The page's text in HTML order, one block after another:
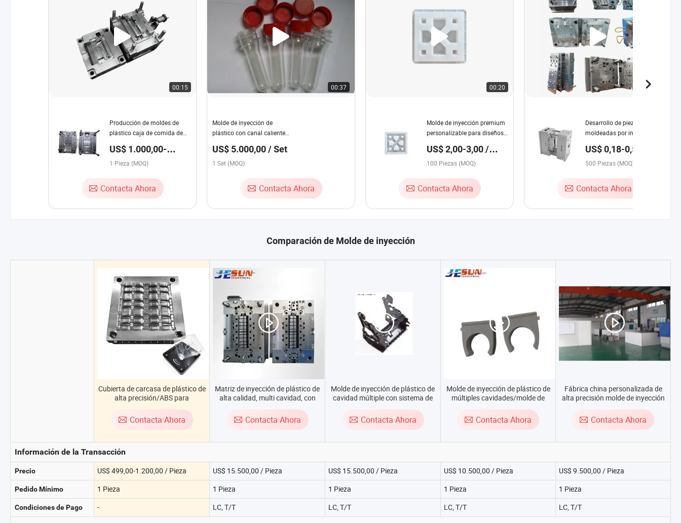
00:15
Producción de moldes de
plástico caja de comida de
termoformado de plástico
caja de PET molde de
US$ 1.000,00-
60.000,00 / Pieza
1 Pieza (MOQ)
Contacta Ahora
00:37
Molde de inyección de
plástico con canal caliente
Molde de preforma de PET
US$ 5.000,00 / Set
1 Set (MOQ)
Contacta Ahora
00:20
Molde de inyección premium
personalizable para diseños
únicos
US$ 2,00-3,00 /
Pieza
100 Piezas (MOQ)
Contacta Ahora
00:30
Desarrollo de piezas
moldeadas por inyección de
presión OEM/ODM, molde de
silicona vulcanizada de alta
US$ 0,18-0,58 /
Pieza
500 Piezas (MOQ)
Contacta Ahora
Comparación de Molde de inyección
Cubierta de carcasa de plástico de
alta precisión/ABS para
rónica doméstica, parte de pulido,
molde de inyección
Contacta Ahora
Matriz de inyección de plástico de
alta calidad, multi cavidad, con
productos de equipos médicos
Contacta Ahora
Molde de inyección de plástico de
cavidad múltiple con sistema de
Contacta Ahora
Molde de inyección de plástico de
múltiples cavidades/molde de
piezas de equipos médicos de
plástico
Contacta Ahora
Fábrica china personalizada de
alta precisión molde de inyección
Contacta Ahora
Información de la Transacción
Precio US$ 499,00-1.200,00 / Pieza US$ 15.500,00 / Pieza US$ 15.500,00 / Pieza US$ 10.500,00 / Pieza US$ 9.500,00 / Pieza
Pedido Mínimo 1 Pieza 1 Pieza 1 Pieza 1 Pieza 1 Pieza
Condiciones de Pago - LC, T/T LC, T/T LC, T/T
LC, T/T